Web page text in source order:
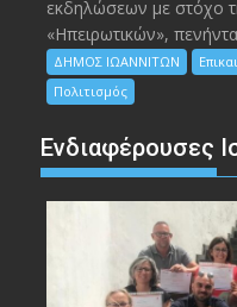
εκδηλώσεων με στόχο
«Ηπειρωτικών»,
ΔΗΜΟΣ ΙΩΑΝΝΙΤΩΝ
Πολιτισμός
Ενδιαφέρουσες